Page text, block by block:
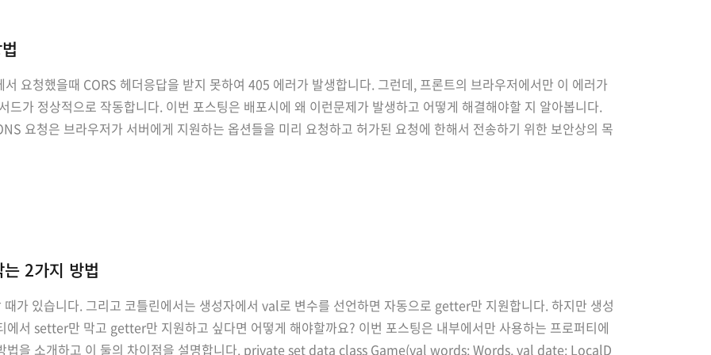
요청했을때 CORS 헤더응답을 받지 못하여 405 에러가 발생합니다. 그런데, 프론트의 브라우저에서만 이 에러가
드가 정상적으로 작동합니다. 이번 포스팅은 배포시에 왜 이런문제가 발생하고 어떻게 해결해야할 지 알아봅니다.
요청은 브라우저가 서버에게 지원하는 옵션들을 미리 요청하고 허가된 요청에 한해서 전송하기 위한 보안상의 목
2가지 방법
가 있습니다. 그리고 코틀린에서는 생성자에서 val로 변수를 선언하면 자동으로 getter만 지원합니다. 하지만 생성
서 setter만 막고 getter만 지원하고 싶다면 어떻게 해야할까요? 이번 포스팅은 내부에서만 사용하는 프로퍼티에
법을 소개하고 이 둘의 차이점을 설명합니다. private set data class Game(val words: Words, val date: LocalD